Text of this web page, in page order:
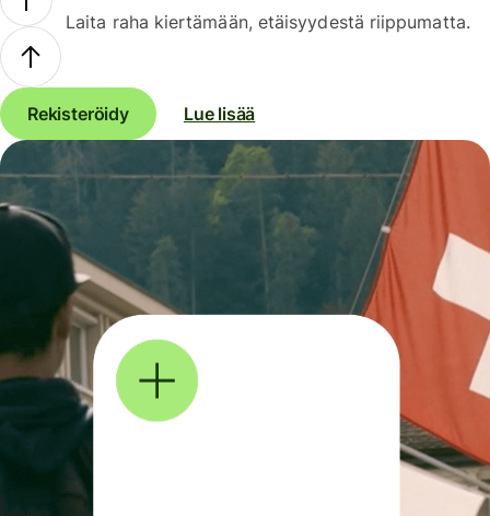
Laita raha kiertämään, etäisyydestä riippumatta.
Rekisteröidy Lue lisää